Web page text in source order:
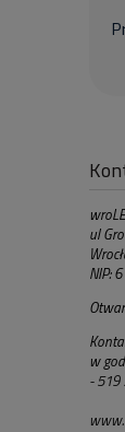
ul
NIP:
w
- 519